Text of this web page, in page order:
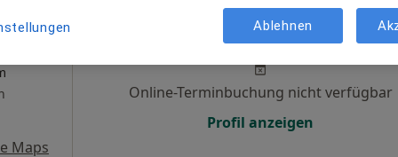
Maps
Morgen So,
9 Aug
Mo,
10 Aug
Online-Terminbuchung nicht verfügbar
Profil anzeigen
Ablehnen